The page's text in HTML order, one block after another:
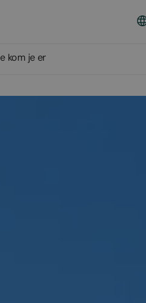
kom je er